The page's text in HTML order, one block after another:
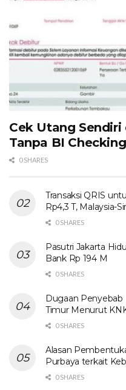
Cek Utang
Tanpa BI Checking
0 SHARES
Transaksi QRIS
Rp4,3 T, Malaysia-
0 SHARES
Pasutri Jakarta
Bank Rp 194 M
0 SHARES
Dugaan Penyebab
Timur Menurut
0 SHARES
Alasan
Purbaya terkait
0 SHARES